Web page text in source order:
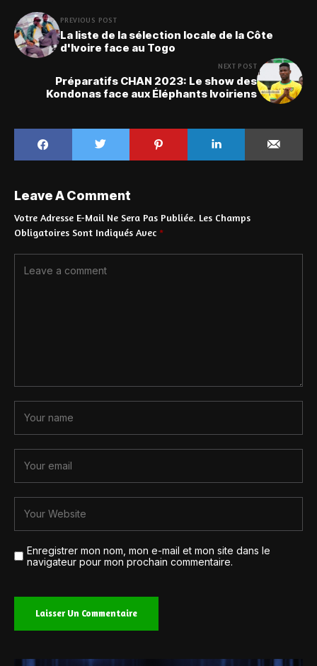
PREVIOUS POST
La liste de la sélection locale de la Côte
d'Ivoire face au Togo
NEXT POST
Préparatifs CHAN 2023: Le show des
Kondonas face aux Éléphants Ivoiriens
Leave A Comment
Votre Adresse E-Mail Ne Sera Pas Publiée. Les Champs
Obligatoires Sont Indiqués Avec *
Enregistrer mon nom, mon e-mail et mon site dans le
navigateur pour mon prochain commentaire.